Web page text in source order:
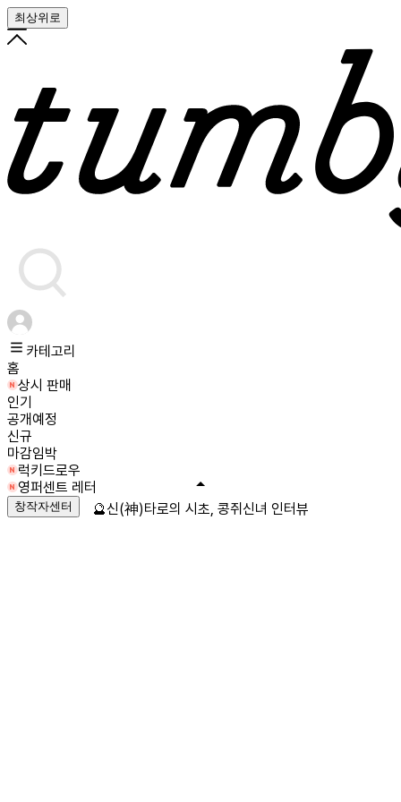
최상위로
카테고리
홈
상시 판매
인기
공개예정
신규
마감임박
럭키드로우
영퍼센트 레터
창작자센터 🔮신(神)타로의 시초, 콩쥐신녀 인터뷰